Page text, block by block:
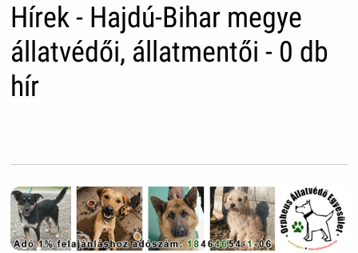
Hírek - Hajdú-Bihar megye
állatvédői, állatmentői - 0 db
hír